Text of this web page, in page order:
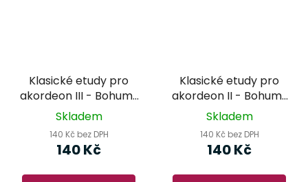
Klasické etudy pro
akordeon III - Bohumil
Bláha
Skladem
140 Kč bez DPH
140 Kč
Klasické etudy pro
akordeon II - Bohumil
Bláha
Skladem
140 Kč bez DPH
140 Kč